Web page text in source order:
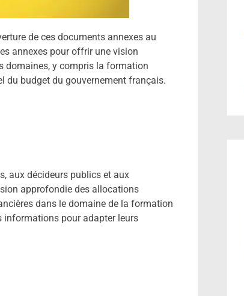
de ces documents annexes au
annexes pour offrir une vision
domaines, y compris la formation
du budget du gouvernement français.
aux décideurs publics et aux
approfondie des allocations
dans le domaine de la formation
informations pour adapter leurs